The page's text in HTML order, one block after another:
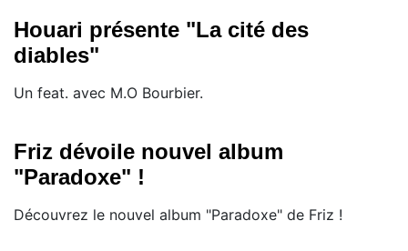
Houari présente "La cité des
diables"
Un feat. avec M.O Bourbier.
Friz dévoile nouvel album
"Paradoxe" !
Découvrez le nouvel album "Paradoxe" de Friz !